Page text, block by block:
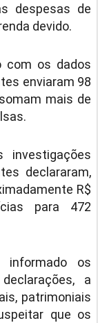
despesas de
devido.
com os dados
enviaram 98
mais de
investigações
declararam,
R$
para 472
informado os
a
patrimoniais
que os